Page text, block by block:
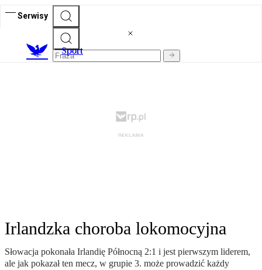
Serwisy
Sport
Irlandzka choroba lokomocyjna
Słowacja pokonała Irlandię Północną 2:1 i jest pierwszym liderem,
ale jak pokazał ten mecz, w grupie 3. może prowadzić każdy